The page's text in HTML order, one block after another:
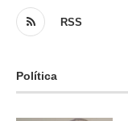
RSS
Política